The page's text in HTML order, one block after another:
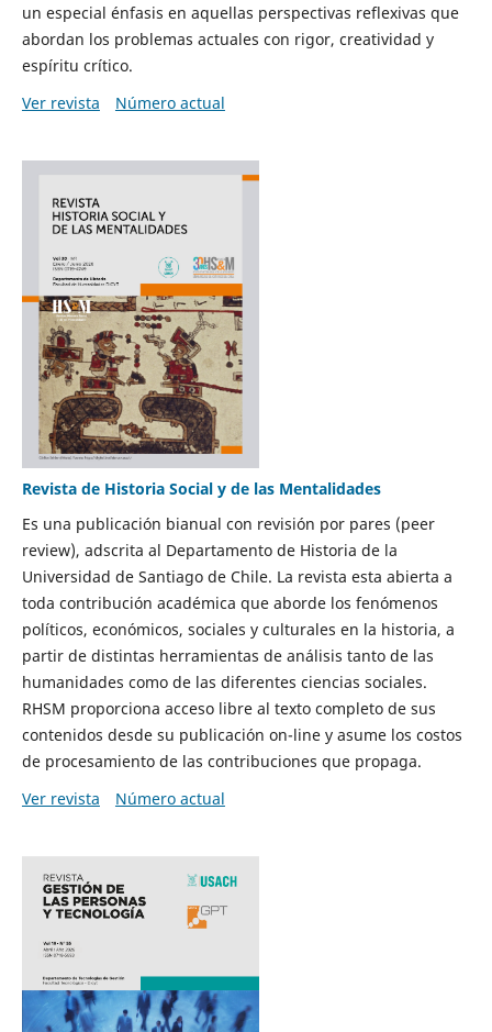
un especial énfasis en aquellas perspectivas reflexivas que
abordan los problemas actuales con rigor, creatividad y
espíritu crítico.
Ver revista
Número actual
Revista de Historia Social y de las Mentalidades
Es una publicación bianual con revisión por pares (peer
review), adscrita al Departamento de Historia de la
Universidad de Santiago de Chile. La revista esta abierta a
toda contribución académica que aborde los fenómenos
políticos, económicos, sociales y culturales en la historia, a
partir de distintas herramientas de análisis tanto de las
humanidades como de las diferentes ciencias sociales.
RHSM proporciona acceso libre al texto completo de sus
contenidos desde su publicación on-line y asume los costos
de procesamiento de las contribuciones que propaga.
Ver revista
Número actual